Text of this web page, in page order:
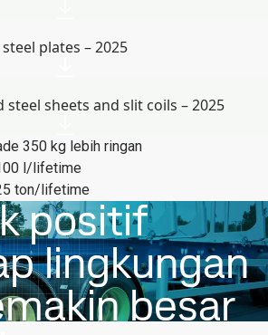
plates – 2025
steel sheets and slit coils – 2025
350 kg lebih ringan
l/lifetime
ton/lifetime
positif
lingkungan
besar